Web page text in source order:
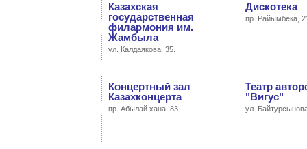
Казахская
государственная
филармония им.
Жамбыла
ул. Калдаякова, 35.
Дискотека
пр. Райымбека,
Концертный зал
Казахконцерта
пр. Абылай хана, 83.
Театр
"Вигус"
ул.